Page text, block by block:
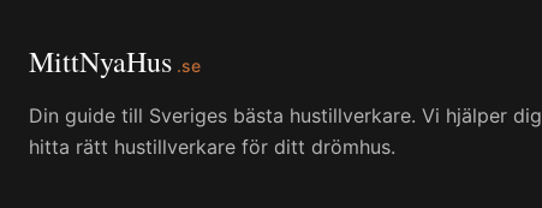
MittNyaHus .se
Din guide till Sveriges bästa hustillverkare. Vi hjälper dig
hitta rätt hustillverkare för ditt drömhus.